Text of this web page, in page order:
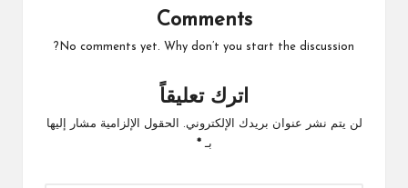
Comments
No comments yet. Why don’t you start the discussion?
اترك تعليقاً
لن يتم نشر عنوان بريدك الإلكتروني.
الحقول الإلزامية مشار إليها
بـ*